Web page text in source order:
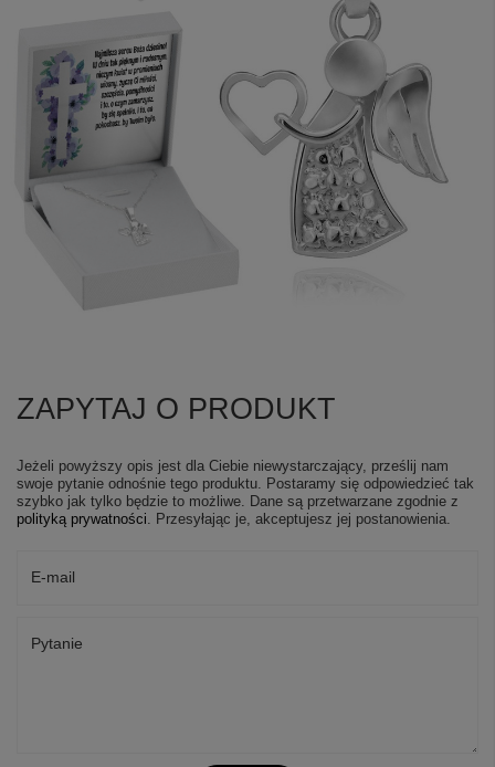
+5
ZAPYTAJ O PRODUKT
Jeżeli powyższy opis jest dla Ciebie niewystarczający, prześlij nam
swoje pytanie odnośnie tego produktu. Postaramy się odpowiedzieć tak
szybko jak tylko będzie to możliwe. Dane są przetwarzane zgodnie z
polityką prywatności . Przesyłając je, akceptujesz jej postanowienia.
E-mail
Pytanie